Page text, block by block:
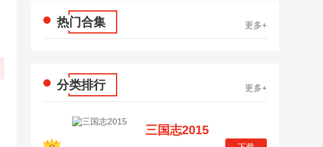
热门合集 更多+
分类排行 更多+
三国志2015